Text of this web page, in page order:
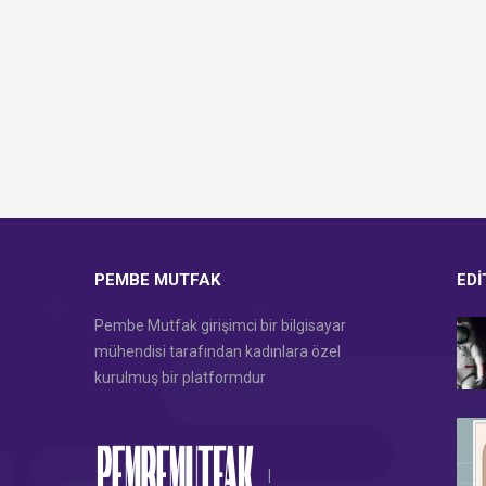
PEMBE MUTFAK
Pembe Mutfak girişimci bir bilgisayar
mühendisi tarafından kadınlara özel
kurulmuş bir platformdur
|